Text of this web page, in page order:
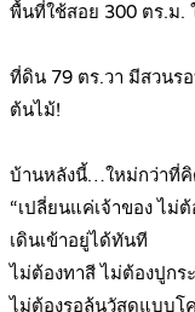
พื้นที่ใช้สอย 300 ตร.ม.
ที่ดิน 79 ตร.วา มีสวนร
ต้นไม้!
บ้านหลังนี้…ใหม่กว่าที่คิ
“เปลี่ยนแค่เจ้าของ ไม่ต้
เดินเข้าอยู่ได้ทันที
ไม่ต้องทาสี ไม่ต้องปูกร
ไม่ต้องรอลุ้นวัสดุแบบโ